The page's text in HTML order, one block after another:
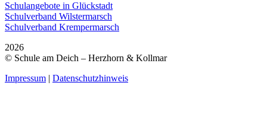
Schulangebote in Glückstadt
Schulverband Wilstermarsch
Schulverband Krempermarsch
2026
© Schule am Deich – Herzhorn & Kollmar
Impressum | Datenschutzhinweis